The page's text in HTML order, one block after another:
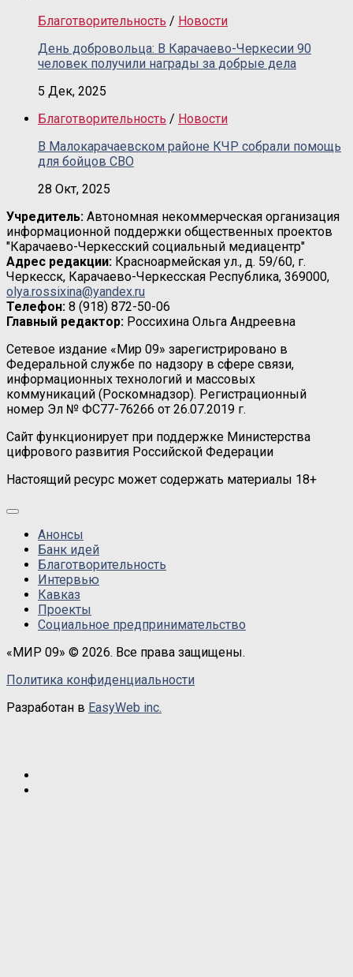
Благотворительность / Новости
День добровольца: В Карачаево-Черкесии 90
человек получили награды за добрые дела
5 Дек, 2025
Благотворительность / Новости
В Малокарачаевском районе КЧР собрали помощь
для бойцов СВО
28 Окт, 2025
Учредитель: Автономная некоммерческая организация
информационной поддержки общественных проектов
"Карачаево-Черкесский социальный медиацентр"
Адрес редакции: Красноармейская ул., д. 59/60, г.
Черкесск, Карачаево-Черкесская Республика, 369000,
olya.rossixina@yandex.ru
Телефон: 8 (918) 872-50-06
Главный редактор: Россихина Ольга Андреевна
Сетевое издание «Мир 09» зарегистрировано в
Федеральной службе по надзору в сфере связи,
информационных технологий и массовых
коммуникаций (Роскомнадзор). Регистрационный
номер Эл № ФС77-76266 от 26.07.2019 г.
Сайт функционирует при поддержке Министерства
цифрового развития Российской Федерации
Настоящий ресурс может содержать материалы 18+
Анонсы
Банк идей
Благотворительность
Интервью
Кавказ
Проекты
Социальное предпринимательство
«МИР 09» © 2026. Все права защищены.
Политика конфиденциальности
Разработан в EasyWeb inc.